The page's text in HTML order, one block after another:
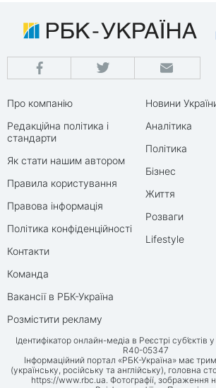
Про компанію
Редакційна політика і
стандарти
Як стати нашим автором
Правила користування
Правова інформація
Політика конфіденційності
Контакти
Команда
Вакансії в РБК-Україна
Розмістити рекламу
Новини
Аналітика
Політика
Бізнес
Життя
Розваги
Lifestyle
Ідентифікатор онлайн-медіа в Реєстрі суб’єктів
R40-05347
Інформаційний портал «РБК-Україна» має
(українську, російську та англійську), головна
https://www.rbc.ua. Фотографії, зображення